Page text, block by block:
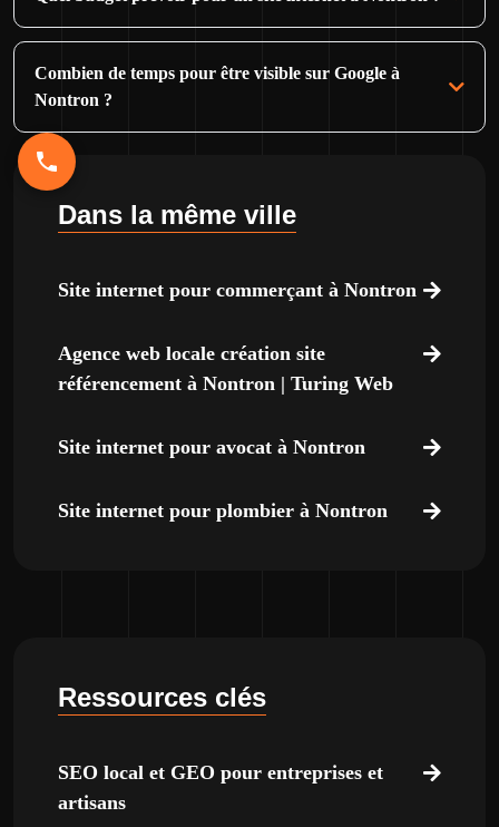
Combien de temps pour être visible sur Google à
Nontron ?
Dans la même ville
Site internet pour commerçant à Nontron
Agence web locale création site
référencement à Nontron | Turing Web
Site internet pour avocat à Nontron
Site internet pour plombier à Nontron
Ressources clés
SEO local et GEO pour entreprises et
artisans